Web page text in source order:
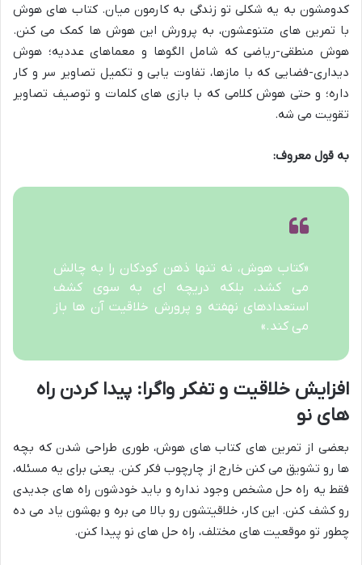
کدومشون به یه شکلی تو زندگی به کارمون میان. کتاب های هوش
با تمرین های متنوعشون، به پرورش این هوش ها کمک می کنن.
هوش منطقی-ریاضی که شامل الگوها و معماهای عددیه؛ هوش
دیداری-فضایی که با مازها، تفاوت یابی و تکمیل تصاویر سر و کار
داره؛ و حتی هوش کلامی که با بازی های کلمات و توصیف تصاویر
تقویت می شه.
به قول معروف:
«کتاب هوش، نه تنها ذهن کودکان را به چالش
می کشد، بلکه دریچه ای به سوی کشف
استعدادهای نهفته و پرورش خلاقیت آن ها باز
می کند.»
افزایش خلاقیت و تفکر واگرا: پیدا کردن راه
های نو
بعضی از تمرین های کتاب های هوش، طوری طراحی شدن که بچه
ها رو تشویق می کنن خارج از چارچوب فکر کنن. یعنی برای یه مسئله،
فقط یه راه حل مشخص وجود نداره و باید خودشون راه های جدیدی
رو کشف کنن. این کار، خلاقیتشون رو بالا می بره و بهشون یاد می ده
چطور تو موقعیت های مختلف، راه حل های نو پیدا کنن.